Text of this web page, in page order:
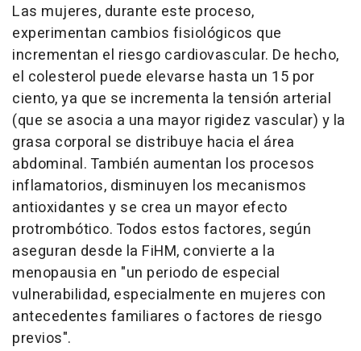
Las mujeres, durante este proceso,
experimentan cambios fisiológicos que
incrementan el riesgo cardiovascular. De hecho,
el colesterol puede elevarse hasta un 15 por
ciento, ya que se incrementa la tensión arterial
(que se asocia a una mayor rigidez vascular) y la
grasa corporal se distribuye hacia el área
abdominal. También aumentan los procesos
inflamatorios, disminuyen los mecanismos
antioxidantes y se crea un mayor efecto
protrombótico. Todos estos factores, según
aseguran desde la FiHM, convierte a la
menopausia en "un periodo de especial
vulnerabilidad, especialmente en mujeres con
antecedentes familiares o factores de riesgo
previos".